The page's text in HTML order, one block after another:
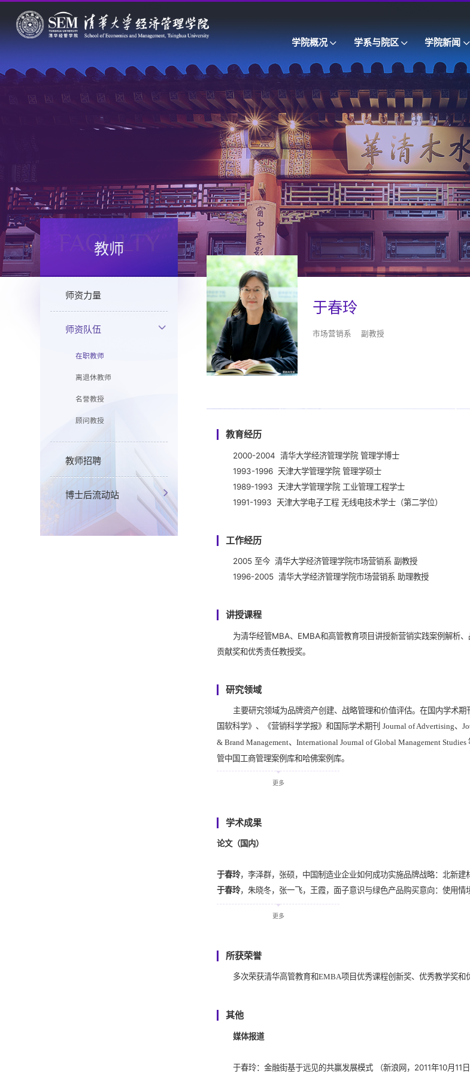
学院概况 学系与院区 学院新闻
教师
FACULTY
师资力量
师资队伍
在职教师
离退休教师
名誉教授
顾问教授
教师招聘
博士后流动站
于春玲
市场营销系 副教授
教育经历
2000-2004 清华大学经济管理学院 管理学博士
1993-1996 天津大学管理学院 管理学硕士
1989-1993 天津大学管理学院 工业管理工程学士
1991-1993 天津大学电子工程 无线电技术学士（第二学位）
工作经历
2005 至今 清华大学经济管理学院市场营销系 副教授
1996-2005 清华大学经济管理学院市场营销系 助理教授
讲授课程
为清华经管MBA、EMBA和高管教育项目讲授新营销实践案例解析
贡献奖和优秀责任教授奖。
研究领域
主要研究领域为品牌资产创建、战略管理和价值评估。在国内学术
国软科学》、《营销科学学报》和国际学术期刊Journal of Advertising、
& Brand Management、International Journal of Global Management Studies
管中国工商管理案例库和哈佛案例库。
作为课题负责人完成国家自然科学基金项目“中国消费者全球品牌感
更多
学术成果
论文（国内）
于春玲，李泽群，张硕，中国制造业企业如何成功实施品牌战略：北新建
于春玲，朱晓冬，张一飞，王霞，面子意识与绿色产品购买意向：使用情
于春玲，马霖青，红海营销战略：聚焦、突破和消减，
，周小寒，戴斐尧，顾客参与个性化定制对品牌资产增值的影响，
钱悦，于春玲
卷，第6期，60-70.
王霞，于春玲
于春玲，王霞, “如何设计有效的奖励推荐计划”，
于春玲，王霞，包呼和，奖励推荐计划口碑对接收者的影响， 南开管理评
更多
所获荣誉
多次荣获清华高管教育和EMBA项目优秀课程创新奖、优秀教学奖和
其他
媒体报道
于春玲：金融街基于远见的共赢发展模式 （新浪网，2011年10月11日